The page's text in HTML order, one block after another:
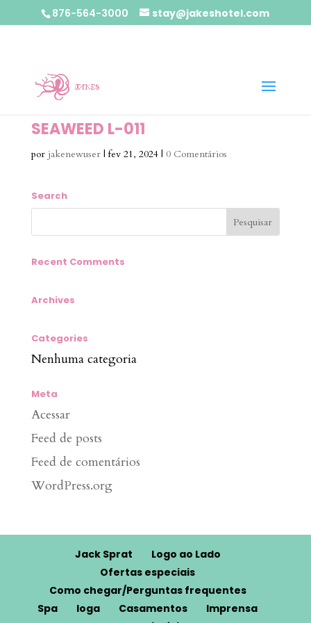
876-564-3000 stay@jakeshotel.com
SEAWEED L-011
por jakenewuser| fev 21, 2024| 0 Comentários
Search
Recent Comments
Archives
Categories
Nenhuma categoria
Meta
Acessar
Feed de posts
Feed de comentários
WordPress.org
Jack Sprat
Logo ao Lado
Ofertas especiais
Como chegar/Perguntas frequentes
Spa
Ioga Casamentos
Imprensa